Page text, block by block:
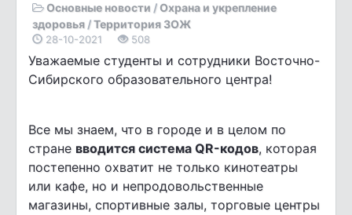
Основные новости / Охрана и укрепление
здоровья/Территория ЗОЖ
28-10-2021 508
Уважаемые студенты и сотрудники Восточно-
Сибирского образовательного центра!
Все мы знаем, что в городе и в целом по
стране вводится система QR-кодов, которая
постепенно охватит не только кинотеатры
или кафе, но и непродовольственные
магазины, спортивные залы, торговые центры